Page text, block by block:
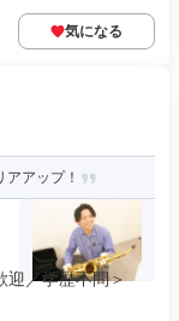
気になる
アップ！
迎／学歴不問＞